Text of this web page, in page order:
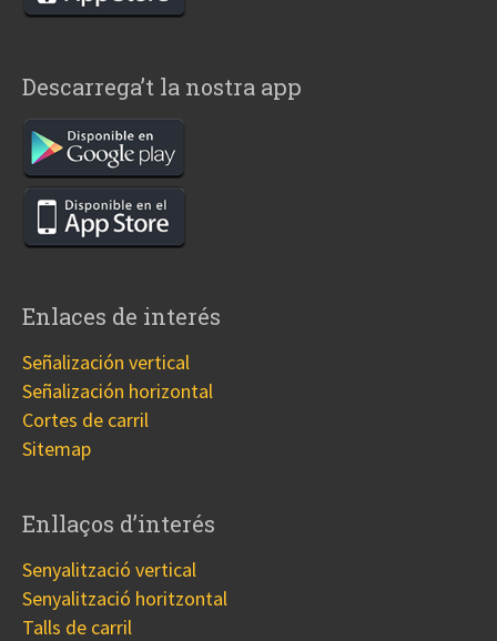
Descarrega’t la nostra app
Enlaces de interés
Señalización vertical
Señalización horizontal
Cortes de carril
Sitemap
Enllaços d’interés
Senyalització vertical
Senyalització horitzontal
Talls de carril